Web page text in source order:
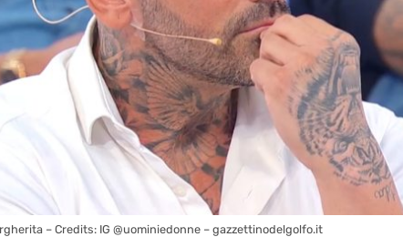
– Credits: IG @uominiedonne – gazzettinodelgolfo.it